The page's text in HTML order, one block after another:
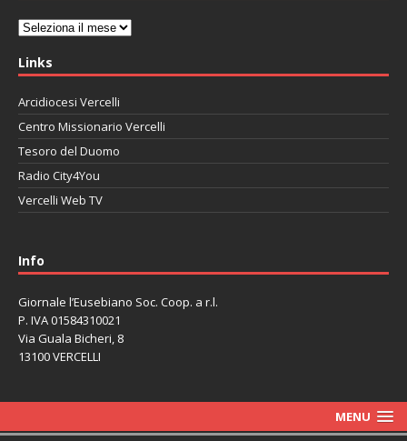
Archivi
Links
Arcidiocesi Vercelli
Centro Missionario Vercelli
Tesoro del Duomo
Radio City4You
Vercelli Web TV
Info
Giornale l’Eusebiano Soc. Coop. a r.l.
P. IVA 01584310021
Via Guala Bicheri, 8
13100 VERCELLI
MENU